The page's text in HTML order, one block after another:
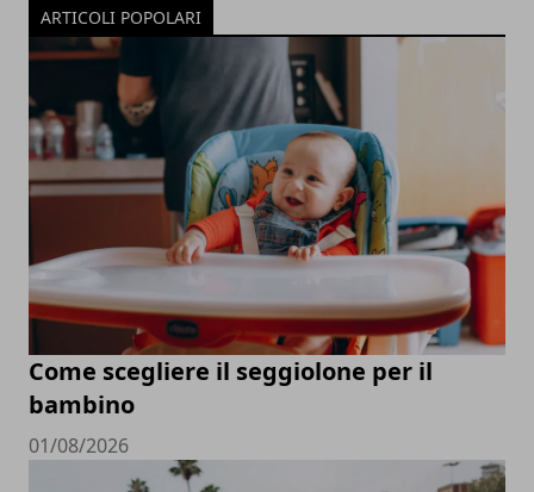
ARTICOLI POPOLARI
Come scegliere il seggiolone per il
bambino
01/08/2026